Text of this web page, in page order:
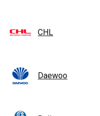
CHL
Daewoo